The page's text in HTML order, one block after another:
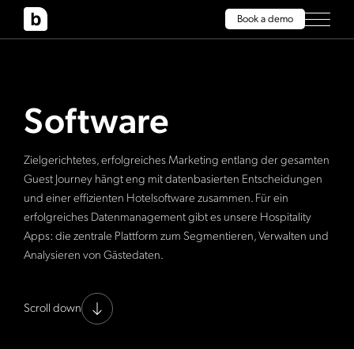
Book a demo
Software
Zielgerichtetes, erfolgreiches Marketing entlang der gesamten
Guest Journey hängt eng mit datenbasierten Entscheidungen
und einer effizienten Hotelsoftware zusammen. Für ein
erfolgreiches Datenmanagement gibt es unsere Hospitality
Apps: die zentrale Plattform zum Segmentieren, Verwalten und
Analysieren von Gästedaten.
Scroll down